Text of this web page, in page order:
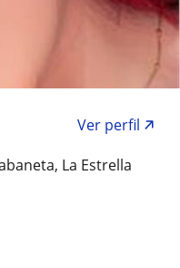
Ver perfil
La Estrella